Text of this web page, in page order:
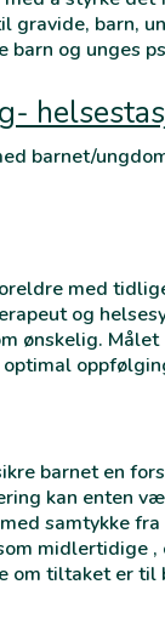
barn,
og unges
barnet/
med
og
ønskelig.
barnet en
kan enten
samtykke
midlertidige
om tiltaket er